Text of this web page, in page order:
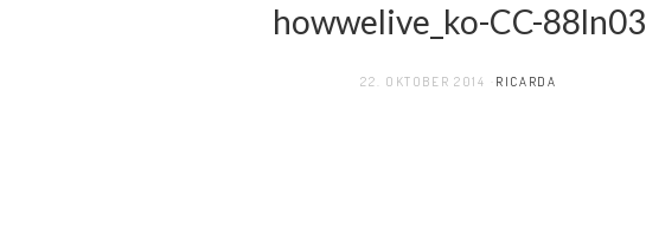
howwelive_ko-CC-88ln03
22. OKTOBER 2014 RICARDA